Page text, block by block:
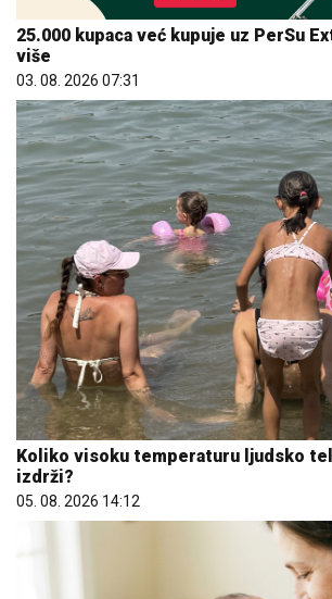
25.000 kupaca već kupuje uz PerSu
više
03. 08. 2026 07:31
Koliko visoku temperaturu ljudsko
izdrži?
05. 08. 2026 14:12